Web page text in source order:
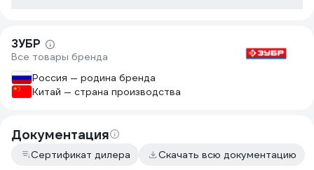
ЗУБР
Все товары бренда
Россия — родина бренда
Китай — страна производства
Документация
Сертификат дилера Скачать всю документацию